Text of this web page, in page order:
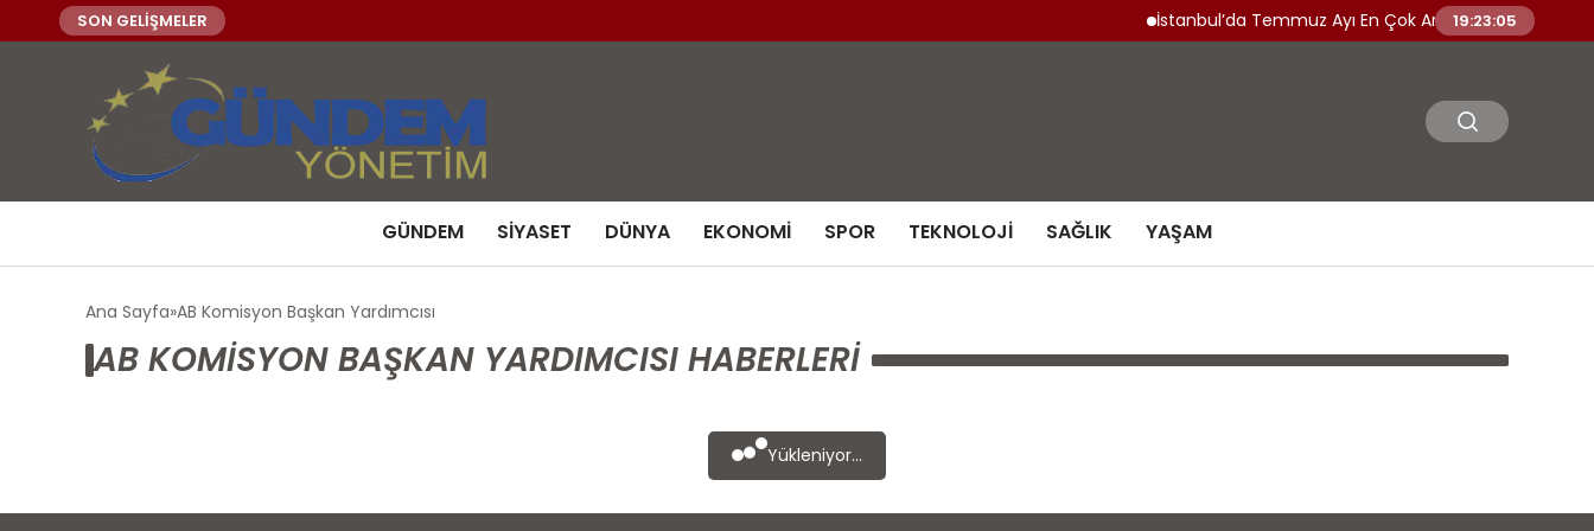
SON GELİŞMELER İstanbul’da Temmuz Ayı En Çok Artan ve Azalan
19:23:05
GÜNDEM SIYASET DÜNYA EKONOMI SPOR TEKNOLOJI SAĞLIK YAŞAM
Ana Sayfa AB Komisyon Başkan Yardımcısı
AB KOMISYON BAŞKAN YARDIMCISI HABERLERI
Yükleniyor...